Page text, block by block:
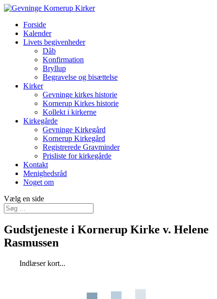
Forside
Kalender
Livets begivenheder
Dåb
Konfirmation
Bryllup
Begravelse og bisættelse
Kirker
Gevninge kirkes historie
Kornerup Kirkes historie
Kollekt i kirkerne
Kirkegårde
Gevninge Kirkegård
Kornerup Kirkegård
Registrerede Gravminder
Prisliste for kirkegårde
Kontakt
Menighedsråd
Noget om
Vælg en side
Gudstjeneste i Kornerup Kirke v. Helene
Rasmussen
Indlæser kort...